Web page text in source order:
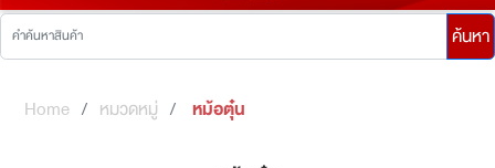
ค้นหา
Home หมวดหมู่ หม้อตุ๋น